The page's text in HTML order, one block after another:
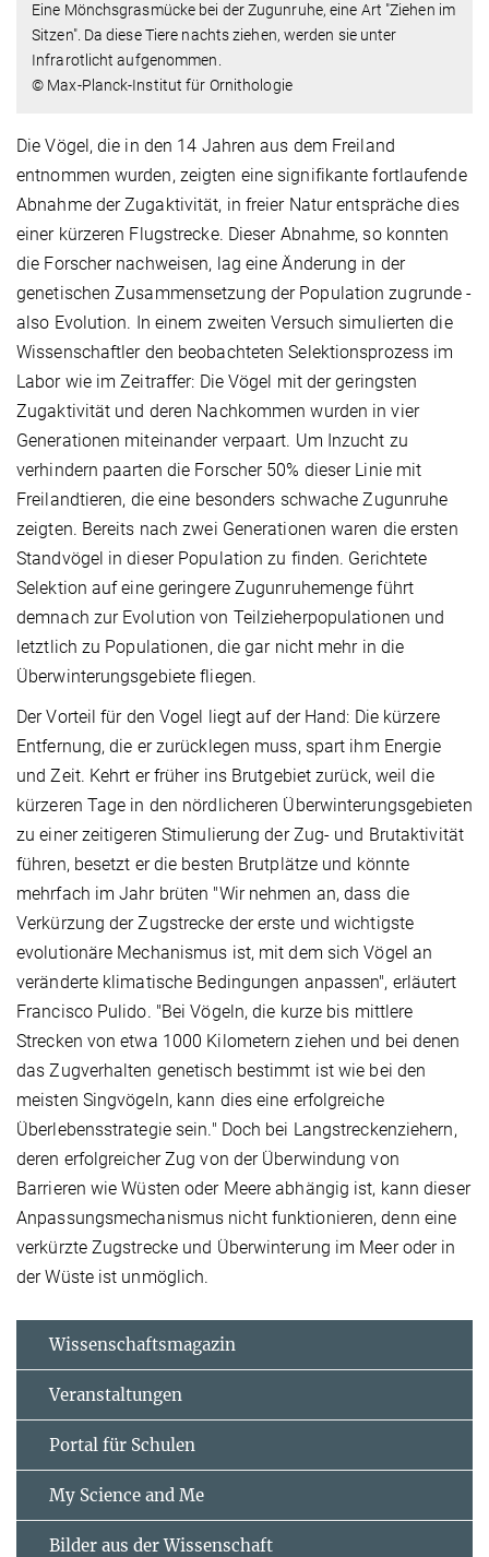
Eine Mönchsgrasmücke bei der Zugunruhe, eine Art "Ziehen im
Sitzen". Da diese Tiere nachts ziehen, werden sie unter
Infrarotlicht aufgenommen.
© Max-Planck-Institut für Ornithologie
Die Vögel, die in den 14 Jahren aus dem Freiland
entnommen wurden, zeigten eine signifikante fortlaufende
Abnahme der Zugaktivität, in freier Natur entspräche dies
einer kürzeren Flugstrecke. Dieser Abnahme, so konnten
die Forscher nachweisen, lag eine Änderung in der
genetischen Zusammensetzung der Population zugrunde -
also Evolution. In einem zweiten Versuch simulierten die
Wissenschaftler den beobachteten Selektionsprozess im
Labor wie im Zeitraffer: Die Vögel mit der geringsten
Zugaktivität und deren Nachkommen wurden in vier
Generationen miteinander verpaart. Um Inzucht zu
verhindern paarten die Forscher 50% dieser Linie mit
Freilandtieren, die eine besonders schwache Zugunruhe
zeigten. Bereits nach zwei Generationen waren die ersten
Standvögel in dieser Population zu finden. Gerichtete
Selektion auf eine geringere Zugunruhemenge führt
demnach zur Evolution von Teilzieherpopulationen und
letztlich zu Populationen, die gar nicht mehr in die
Überwinterungsgebiete fliegen.
Der Vorteil für den Vogel liegt auf der Hand: Die kürzere
Entfernung, die er zurücklegen muss, spart ihm Energie
und Zeit. Kehrt er früher ins Brutgebiet zurück, weil die
kürzeren Tage in den nördlicheren Überwinterungsgebieten
zu einer zeitigeren Stimulierung der Zug- und Brutaktivität
führen, besetzt er die besten Brutplätze und könnte
mehrfach im Jahr brüten "Wir nehmen an, dass die
Verkürzung der Zugstrecke der erste und wichtigste
evolutionäre Mechanismus ist, mit dem sich Vögel an
veränderte klimatische Bedingungen anpassen", erläutert
Francisco Pulido. "Bei Vögeln, die kurze bis mittlere
Strecken von etwa 1000 Kilometern ziehen und bei denen
das Zugverhalten genetisch bestimmt ist wie bei den
meisten Singvögeln, kann dies eine erfolgreiche
Überlebensstrategie sein." Doch bei Langstreckenziehern,
deren erfolgreicher Zug von der Überwindung von
Barrieren wie Wüsten oder Meere abhängig ist, kann dieser
Anpassungsmechanismus nicht funktionieren, denn eine
verkürzte Zugstrecke und Überwinterung im Meer oder in
der Wüste ist unmöglich.
Wissenschaftsmagazin
Veranstaltungen
Portal für Schulen
My Science and Me
Bilder aus der Wissenschaft